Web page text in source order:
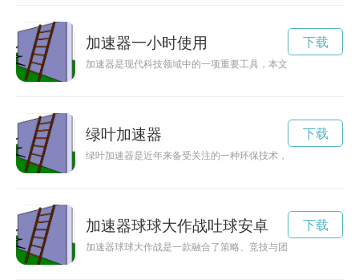
加速器一小时使用
加速器是现代科技领域中的一项重要工具，本文将带领读者探
下载
绿叶加速器
绿叶加速器是近年来备受关注的一种环保技术，它可以加速生
下载
加速器球球大作战吐球安卓
加速器球球大作战是一款融合了策略、竞技与团队合作的刺激
下载